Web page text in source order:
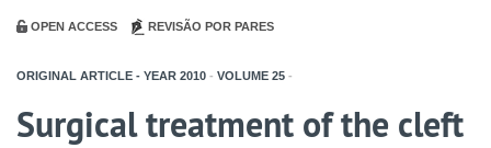
OPEN ACCESS REVISÃO POR PARES
ORIGINAL ARTICLE - YEAR 2010 - VOLUME 25 -
Surgical treatment of the cleft